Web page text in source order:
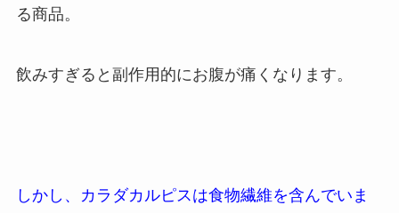
る商品。
飲みすぎると副作用的にお腹が痛くなります。
しかし、カラダカルピスは食物繊維を含んでいま